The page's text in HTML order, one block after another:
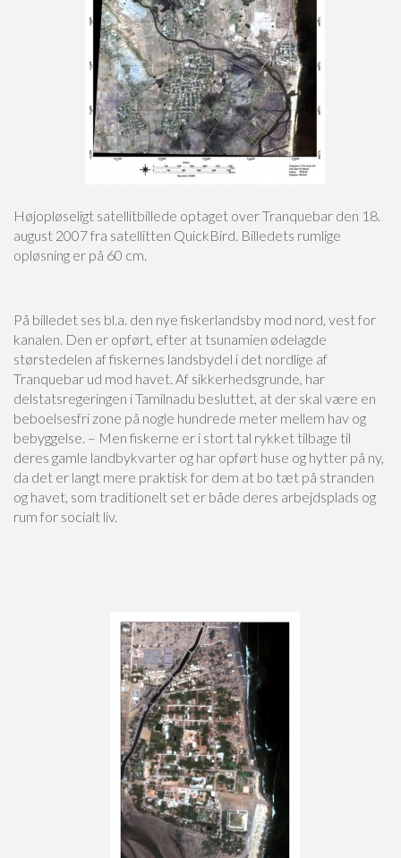
Højopløseligt satellitbillede optaget over Tranquebar den 18.
august 2007 fra satellitten QuickBird. Billedets rumlige
opløsning er på 60 cm.
På billedet ses bl.a. den nye fiskerlandsby mod nord, vest for
kanalen. Den er opført, efter at tsunamien ødelagde
størstedelen af fiskernes landsbydel i det nordlige af
Tranquebar ud mod havet. Af sikkerhedsgrunde, har
delstatsregeringen i Tamilnadu besluttet, at der skal være en
beboelsesfri zone på nogle hundrede meter mellem hav og
bebyggelse. – Men fiskerne er i stort tal rykket tilbage til
deres gamle landbykvarter og har opført huse og hytter på ny,
da det er langt mere praktisk for dem at bo tæt på stranden
og havet, som traditionelt set er både deres arbejdsplads og
rum for socialt liv.